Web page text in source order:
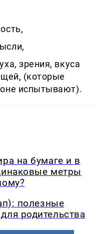
зрения, вкуса
(которые
испытывают).
на бумаге и в
метры
полезные
родительства